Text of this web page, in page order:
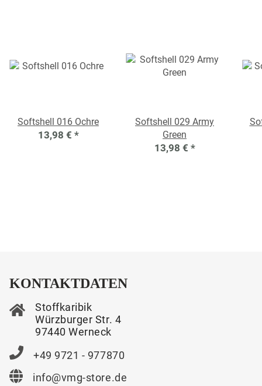
Softshell 016 Ochre
13,98 € *
Softshell 029 Army
Green
13,98 € *
KONTAKTDATEN
Stoffkaribik
Würzburger Str. 4
97440 Werneck
+49 9721 - 977870
info@vmg-store.de